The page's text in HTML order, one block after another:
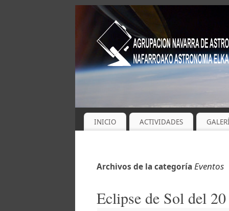
INICIO ACTIVIDADES
Archivos de la categoríaEventos
Eclipse de Sol del